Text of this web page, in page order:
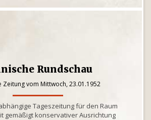
Rundschau
Zeitung vom Mittwoch, 23.01.1952
Tageszeitung für den Raum
gemäßigt konservativer Ausrichtung